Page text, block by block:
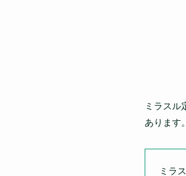
ミラスル
あります。
ミラ